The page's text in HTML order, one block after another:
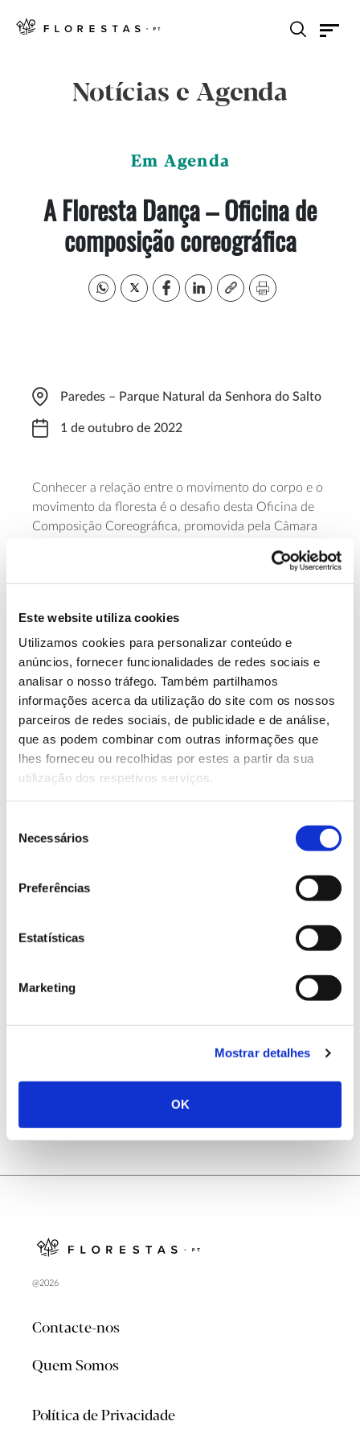
Este website utiliza cookies
Utilizamos cookies para personalizar conteúdo e
anúncios, fornecer funcionalidades de redes sociais e
analisar o nosso tráfego. Também partilhamos
informações acerca da utilização do site com os nossos
parceiros de redes sociais, de publicidade e de análise,
que as podem combinar com outras informações que
lhes forneceu ou recolhidas por estes a partir da sua
utilização dos respetivos serviços.
Necessários
Preferências
Estatísticas
Marketing
Mostrar detalhes
OK
Notícias e Agenda
Em Agenda
A Floresta Dança – Oficina de
composição coreográfica
Paredes – Parque Natural da Senhora do Salto
1 de outubro de 2022
Conhecer a relação entre o movimento do corpo e o
movimento da floresta é o desafio desta Oficina de
Composição Coreográfica, promovida pela Câmara
movimento e em pleno Parque Natural, para um
de setembro.
Saiba mais sobre esta oficina
13.07.2026
Genoma do priolo e de outras espécies em risco:
conhecer para conservar
Registar galhas de Trichi em acácia-das-espigas:
25.06.2026
Natureza e florestas procuram jovens voluntários
@2026
Contacte-nos
Quem Somos
Política de Privacidade